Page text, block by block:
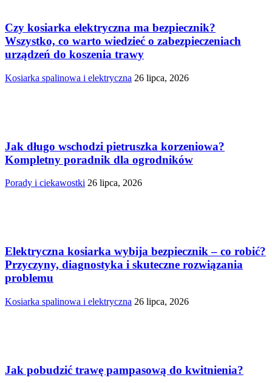
Czy kosiarka elektryczna ma bezpiecznik?
Wszystko, co warto wiedzieć o zabezpieczeniach
urządzeń do koszenia trawy
Kosiarka spalinowa i elektryczna 26 lipca, 2026
Jak długo wschodzi pietruszka korzeniowa?
Kompletny poradnik dla ogrodników
Porady i ciekawostki 26 lipca, 2026
Elektryczna kosiarka wybija bezpiecznik – co robić?
Przyczyny, diagnostyka i skuteczne rozwiązania
problemu
Kosiarka spalinowa i elektryczna 26 lipca, 2026
Jak pobudzić trawę pampasową do kwitnienia?